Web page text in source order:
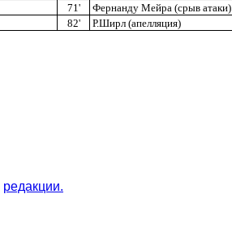
71'
Фернанду Мейра (срыв атаки)
82'
Р.Ширл (апелляция)
редакции.